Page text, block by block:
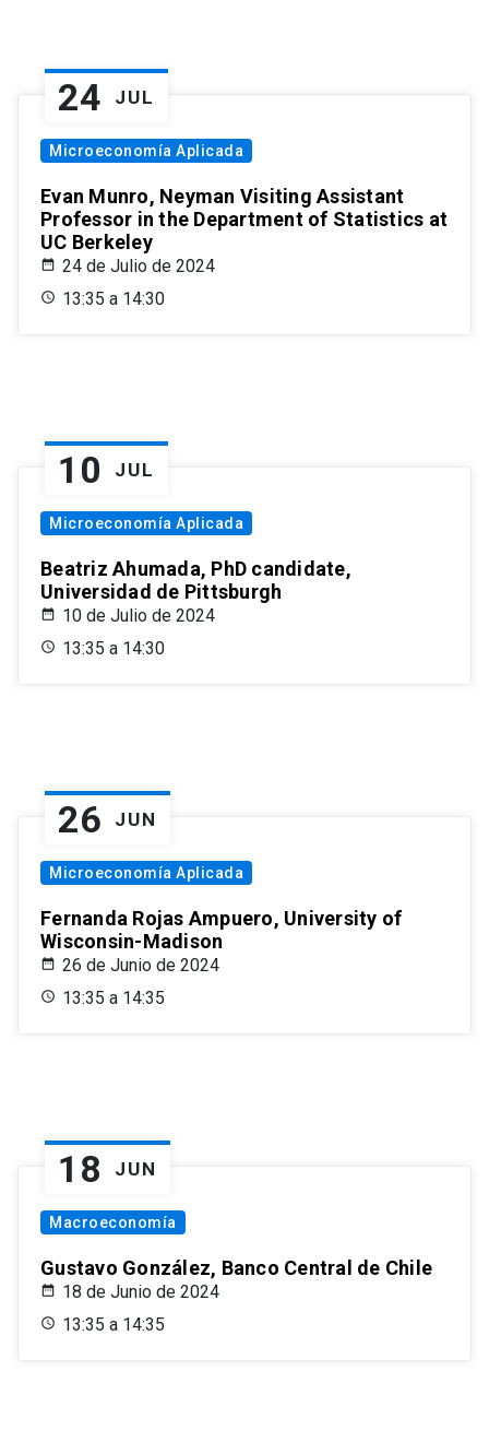
24 JUL
Microeconomía Aplicada
Evan Munro, Neyman Visiting Assistant
Professor in the Department of Statistics at
UC Berkeley
24 de Julio de 2024
13:35 a 14:30
10 JUL
Microeconomía Aplicada
Beatriz Ahumada, PhD candidate,
Universidad de Pittsburgh
10 de Julio de 2024
13:35 a 14:30
26 JUN
Microeconomía Aplicada
Fernanda Rojas Ampuero, University of
Wisconsin-Madison
26 de Junio de 2024
13:35 a 14:35
18 JUN
Macroeconomía
Gustavo González, Banco Central de Chile
18 de Junio de 2024
13:35 a 14:35